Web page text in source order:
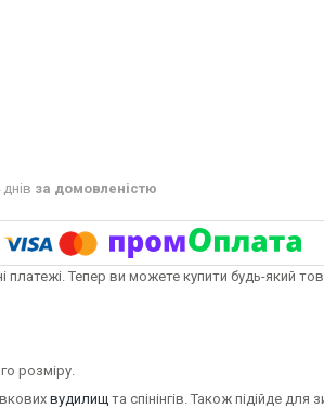
за домовленістю
платежі. Тепер ви можете купити будь-який
розміру.
вудилищ та спінінгів. Також підійде для